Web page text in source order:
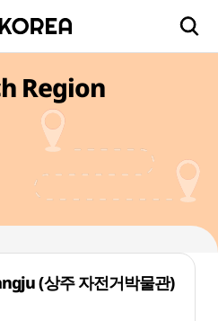
Region
(상주 자전거박물관)